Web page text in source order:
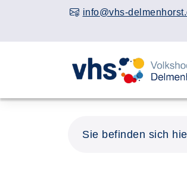
info@vhs-
Sie befinden sich